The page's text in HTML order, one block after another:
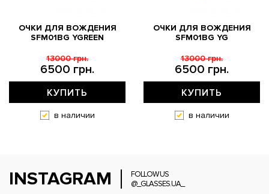
ОЧКИ ДЛЯ ВОЖДЕНИЯ
SFM01BG YGREEN
6500 грн.
13000 грн.
КУПИТЬ
в наличии
ОЧКИ ДЛЯ ВОЖДЕНИЯ
SFM01BG YG
6500 грн.
13000 грн.
КУПИТЬ
в наличии
INSTAGRAM
FOLLOW US
@_GLASSES.UA_